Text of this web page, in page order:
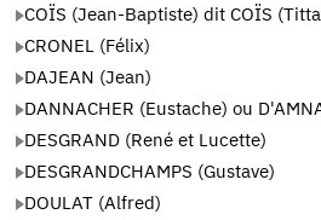
COÏS (Jean-Baptiste) dit COÏS
CRONEL (Félix)
DAJEAN (Jean)
DANNACHER (Eustache) ou
DESGRAND (René et Lucette)
DESGRANDCHAMPS (Gustave)
DOULAT (Alfred)